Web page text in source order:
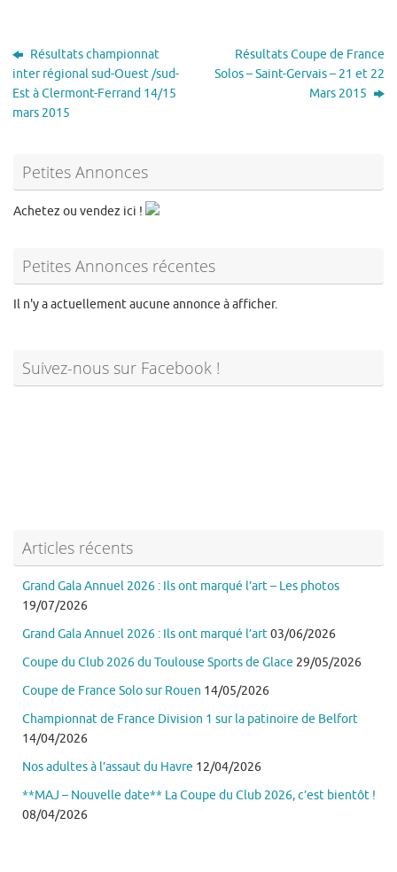
Résultats championnat
inter régional sud-Ouest /sud-
Est à Clermont-Ferrand 14/15
mars 2015
Résultats Coupe de France
Solos – Saint-Gervais – 21 et 22
Mars 2015
Petites Annonces
Achetez ou vendez ici !
Petites Annonces récentes
Il n'y a actuellement aucune annonce à afficher.
Suivez-nous sur Facebook !
Articles récents
Grand Gala Annuel 2026 : Ils ont marqué l’art – Les photos
19/07/2026
Grand Gala Annuel 2026 : Ils ont marqué l’art03/06/2026
Coupe du Club 2026 du Toulouse Sports de Glace 29/05/2026
Coupe de France Solo sur Rouen 14/05/2026
Championnat de France Division 1 sur la patinoire de Belfort
14/04/2026
Nos adultes à l’assaut du Havre 12/04/2026
**MAJ – Nouvelle date** La Coupe du Club 2026, c’est bientôt !
08/04/2026